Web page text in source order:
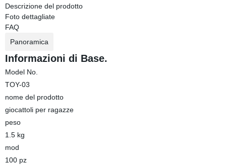
Descrizione del prodotto
Foto dettagliate
FAQ
Panoramica
Informazioni di Base.
Model No.
TOY-03
nome del prodotto
giocattoli per ragazze
peso
1.5 kg
mod
100 pz